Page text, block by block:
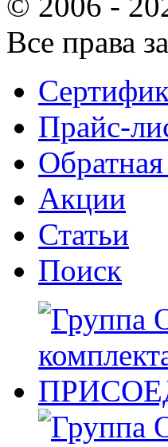
Все права
Прайс-
Обратная
Акции
Статьи
Поиск